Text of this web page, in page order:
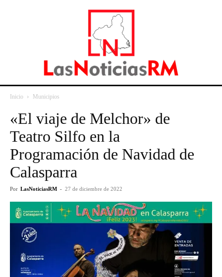
Inicio Municipios
«El viaje de Melchor» de
Teatro Silfo en la
Programación de Navidad de
Calasparra
Por LasNoticiasRM - 27 de diciembre de 2022